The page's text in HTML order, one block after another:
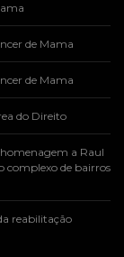
de Mama
de Mama
do Direito
homenagem a Raul
complexo de bairros
reabilitação